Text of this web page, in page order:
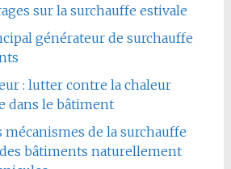
sur la surchauffe estivale
générateur de surchauffe
: lutter contre la chaleur
dans le bâtiment
de la surchauffe
bâtiments naturellement